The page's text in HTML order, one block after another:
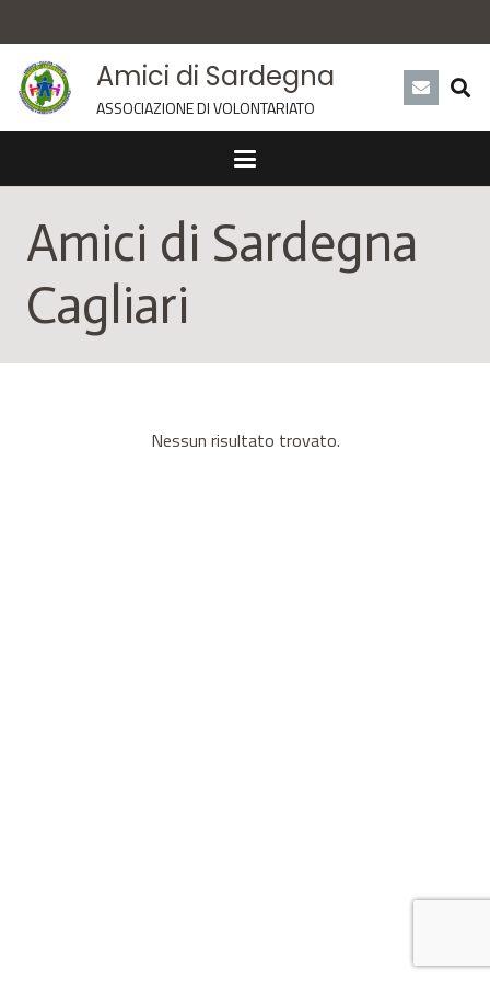
Amici di Sardegna
ASSOCIAZIONE DI VOLONTARIATO
Amici di Sardegna
Cagliari
Nessun risultato trovato.